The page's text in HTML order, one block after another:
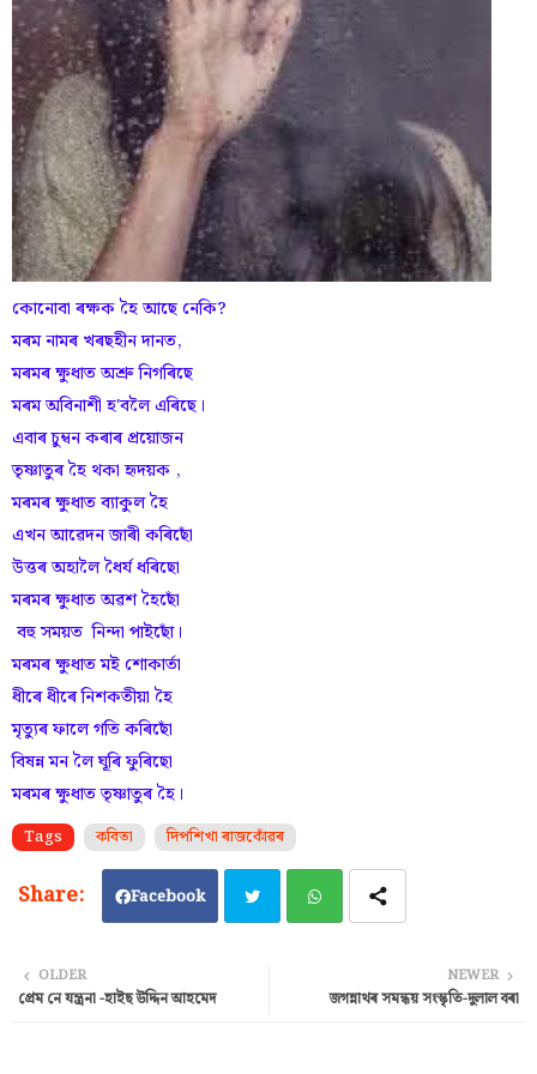
কোনোবা ৰক্ষক হৈ আছে নেকি?
মৰম নামৰ খৰছহীন দানত,
মৰমৰ ক্ষুধাত অশ্ৰু নিগৰিছে
মৰম অবিনাশী হ'বলৈ এৰিছে।
এবাৰ চুম্বন কৰাৰ প্ৰয়োজন
তৃষ্ণাতুৰ হৈ থকা হৃদয়ক ,
মৰমৰ ক্ষুধাত ব্যাকুল হৈ
এখন আৱেদন জাৰী কৰিছোঁ
উত্তৰ অহালৈ ধৈৰ্য ধৰিছো
মৰমৰ ক্ষুধাত অৱশ হৈছোঁ
বহু সময়ত নিন্দা পাইছোঁ।
মৰমৰ ক্ষুধাত মই শোকাৰ্তা
ধীৰে ধীৰে নিশকতীয়া হৈ
মৃত্যুৰ ফালে গতি কৰিছোঁ
বিষন্ন মন লৈ ঘূৰি ফুৰিছো
মৰমৰ ক্ষুধাত তৃষ্ণাতুৰ হৈ।
Tags কবিতা দিপশিখা ৰাজকোঁৱৰ
Facebook
NEWER
জগন্নাথৰ সমন্ধয় সংস্কৃতি-দুলাল বৰা
OLDER
প্ৰেম নে যন্ত্ৰনা -হাইছ উদ্দিন আহমেদ